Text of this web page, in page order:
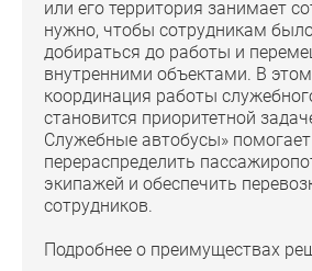
или его территория занимает
нужно, чтобы сотрудникам
добираться до работы и
внутренними объектами. В
координация работы
становится приоритетной
Служебные автобусы» помогает
перераспределить
экипажей и обеспечить
сотрудников.
Подробнее о преимуществах